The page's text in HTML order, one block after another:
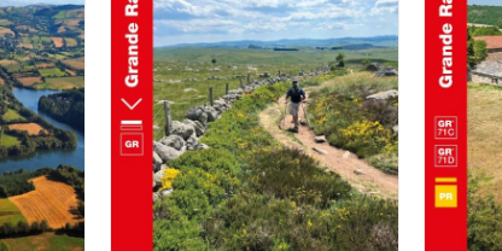
/
AJOUTER AU PANIER
/
DÉTAILS